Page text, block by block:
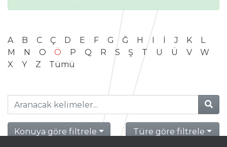
A B C Ç D E F G Ğ H I İ J K
L
M
N O Ö P Q R S Ş T U Ü V
W
X
Y Z Tümü
Konuya göre filtrele Türe göre filtrele